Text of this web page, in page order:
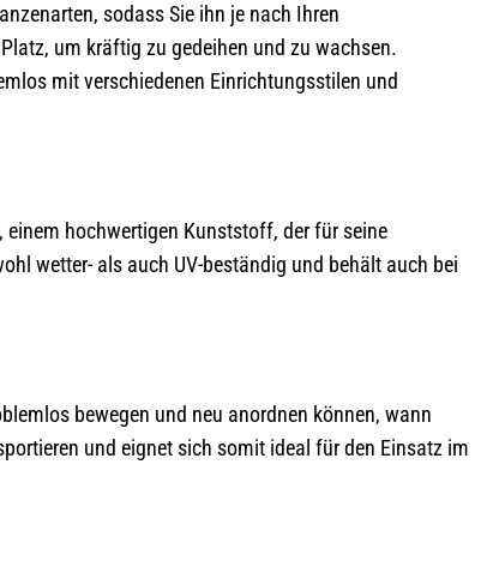
sodass Sie ihn je nach Ihren
um kräftig zu gedeihen und zu wachsen.
mit verschiedenen Einrichtungsstilen und
hochwertigen Kunststoff, der für seine
wetter- als auch UV-beständig und behält auch bei
bewegen und neu anordnen können, wann
und eignet sich somit ideal für den Einsatz im